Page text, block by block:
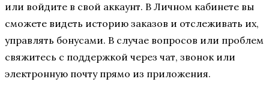
или войдите в свой аккаунт. В Личном кабинете вы
сможете видеть историю заказов и отслеживать их,
управлять бонусами. В случае вопросов или проблем
свяжитесь с поддержкой через чат, звонок или
электронную почту прямо из приложения.